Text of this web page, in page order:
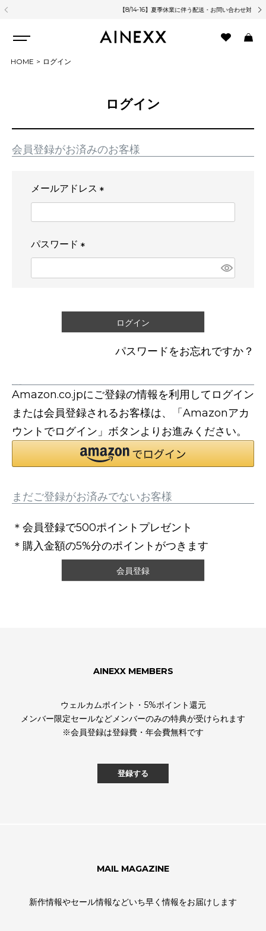
【8/14-16】夏季休業に伴う配送・お問い合わせ対応について 熊
HOME ログイン
ログイン
会員登録がお済みのお客様
メールアドレス
必
)
パスワード
必
)
ログイン
パスワードをお忘れですか？
Amazon.co.jpにご登録の情報を利用してログイン
または会員登録されるお客様は、「Amazonアカ
ウントでログイン」ボタンよりお進みください。
まだご登録がお済みでないお客様
＊会員登録で500ポイントプレゼント
＊購入金額の5%分のポイントがつきます
会員登録
AINEXX MEMBERS
ウェルカムポイント・5%ポイント還元
メンバー限定セールなどメンバーのみの特典が受けられます
※会員登録は登録費・年会費無料です
登録する
MAIL MAGAZINE
新作情報やセール情報などいち早く情報をお届けします